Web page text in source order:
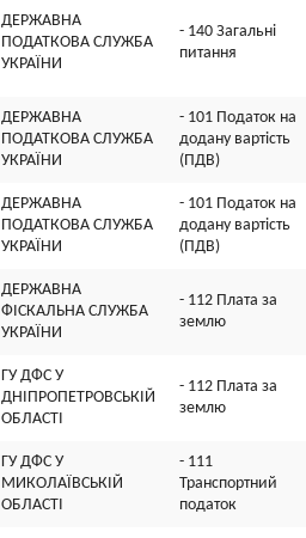
ДЕРЖАВНА
ПОДАТКОВА СЛУЖБА
УКРАЇНИ
- 140 Загальні
питання
ДЕРЖАВНА
ПОДАТКОВА СЛУЖБА
УКРАЇНИ
- 101 Податок на
додану вартість
(ПДВ)
ДЕРЖАВНА
ПОДАТКОВА СЛУЖБА
УКРАЇНИ
- 101 Податок на
додану вартість
(ПДВ)
ДЕРЖАВНА
ФІСКАЛЬНА СЛУЖБА
УКРАЇНИ
- 112 Плата за
землю
ГУ ДФС У
ДНIПРОПЕТРОВСЬКIЙ
ОБЛАСТI
- 112 Плата за
землю
ГУ ДФС У
МИКОЛАЇВСЬКIЙ
ОБЛАСТI
- 111
Транспортний
податок